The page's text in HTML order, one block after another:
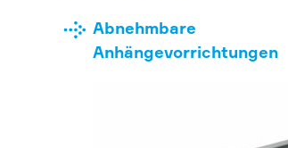
Abnehmbare
Anhängevorrichtungen